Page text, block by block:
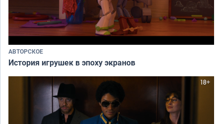
АВТОРСКОЕ
История игрушек в эпоху экранов